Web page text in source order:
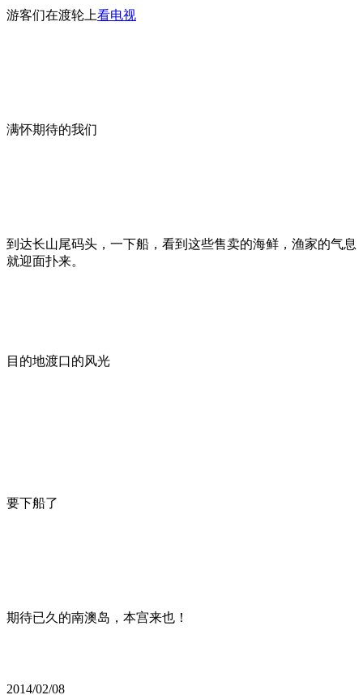
游客们在渡轮上看电视
满怀期待的我们
到达长山尾码头，一下船，看到这些售卖的海鲜，渔家的气息
就迎面扑来。
目的地渡口的风光
要下船了
期待已久的南澳岛，本宫来也！
2014/02/08